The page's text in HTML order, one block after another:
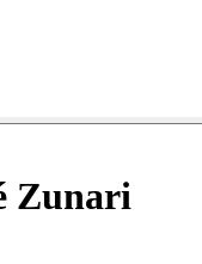
Zunari